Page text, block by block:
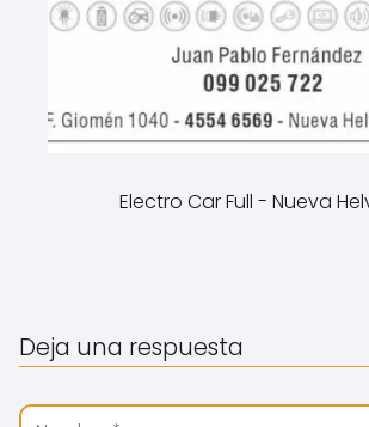
Electro Car Full - Nueva
Deja una respuesta